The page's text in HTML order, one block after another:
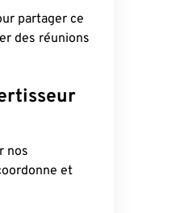
partager ce
des réunions
nos
et